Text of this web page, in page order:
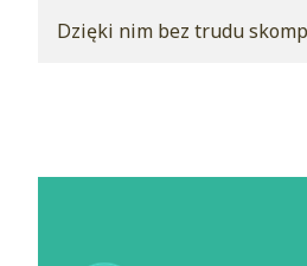
Dzięki nim bez trudu